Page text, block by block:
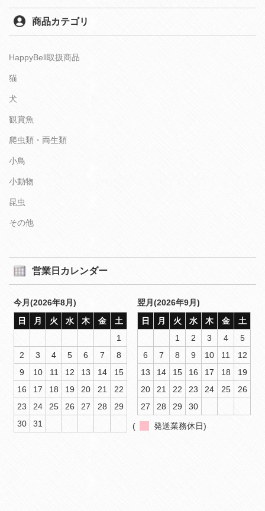
商品カテゴリ
HappyBell取扱商品
猫
犬
観賞魚
爬虫類・両生類
小鳥
小動物
昆虫
その他
営業日カレンダー
今月(2026年8月)
日
月 火 水 木 金
土
1
2
3 4 5 6 7
8
9
10 11 12 13 14
15
16
17 18 19 20 21
22
23
24 25 26 27 28
29
30
31
翌月(2026年9月)
日
月 火 水 木 金
土
1
2 3 4
5
6
7 8 9 10 11
12
13
14 15 16 17 18
19
20
21 22 23 24 25
26
27
28 29 30
( 発送業務休日)